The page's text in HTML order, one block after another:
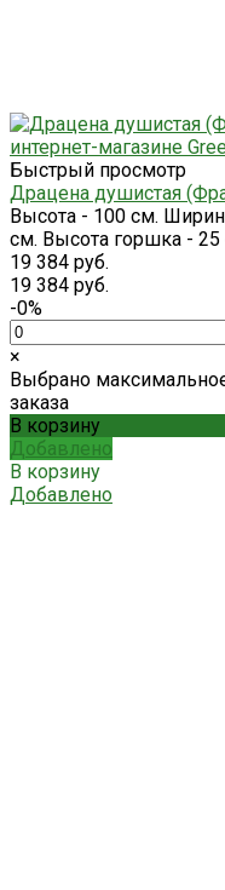
Быстрый просмотр
Драцена душистая
Высота - 100 см.
см. Высота горшка - 25
19 384 руб.
19 384 руб.
-0%
×
Выбрано
заказа
В корзину
Добавлено
В корзину
Добавлено